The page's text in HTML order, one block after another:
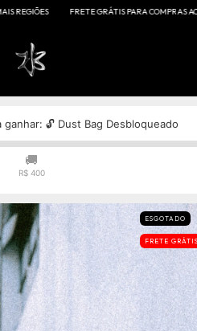
FRETE GRÁTIS PARA COMPRAS ACIMA DE R$249,90
ganhar: 🔓 Dust Bag Desbloqueado
🚚
R$ 400
ESGOTADO
FRETE GRÁTIS